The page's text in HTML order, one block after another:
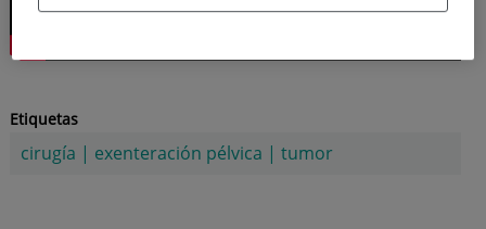
Etiquetas
cirugía | exenteración pélvica | tumor